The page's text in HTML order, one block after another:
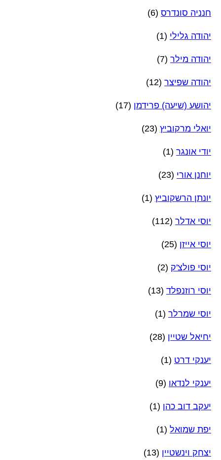
חנניה סונדרס (6)
יהודה גלילי (1)
יהודה מילר (7)
יהודה שפיצר (12)
יהושע (שיעה) פרידמן (17)
יואלי מרקוביץ (23)
יודי אונגר (1)
יוחנן אורי (23)
יונתן הרשקוביץ (1)
יוסי אדלר (112)
יוסי אייזן (25)
יוסי פולצ'ק (2)
יוסי רוזנפלד (13)
יוסי שמרלר (1)
יחיאל שטיין (28)
יענקי דרט (1)
יענקי לנדאו (9)
יעקב דוב כהן (1)
יפת שמואל (1)
יצחק וינשטיין (13)